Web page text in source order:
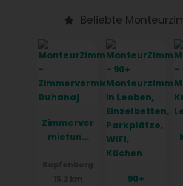
Beliebte
Zimmerver
mietung
90+